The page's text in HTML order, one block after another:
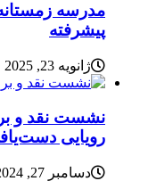
مدرسه
پیشرفته
ژانویه 23, 2025
نشست نقد و
رویایی
دسامبر 27, 2024